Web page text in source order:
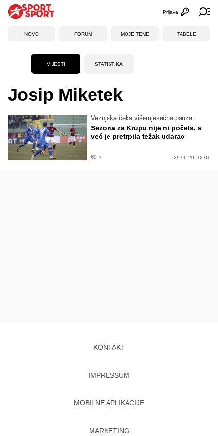
Otvori
Prijava
NOVO FORUM MOJE TEME TABELE
VIJESTI STATISTIKA
Josip Miketek
Veznjaka čeka višemjesečna pauza
Sezona za Krupu nije ni počela, a
već je pretrpila težak udarac
1 29.06.20. 12:01
KONTAKT
IMPRESSUM
MOBILNE APLIKACIJE
MARKETING